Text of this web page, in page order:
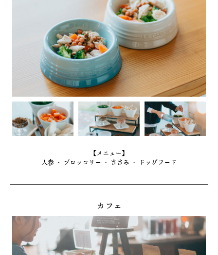
【メニュー】
人参 ・ ブロッコリー ・ ささみ ・ ドッグフード
カフェ